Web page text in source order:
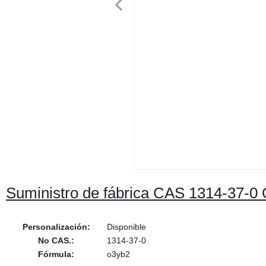
Suministro de fábrica CAS 1314-37-0
Personalización:
Disponible
No CAS.:
1314-37-0
Fórmula:
o3yb2